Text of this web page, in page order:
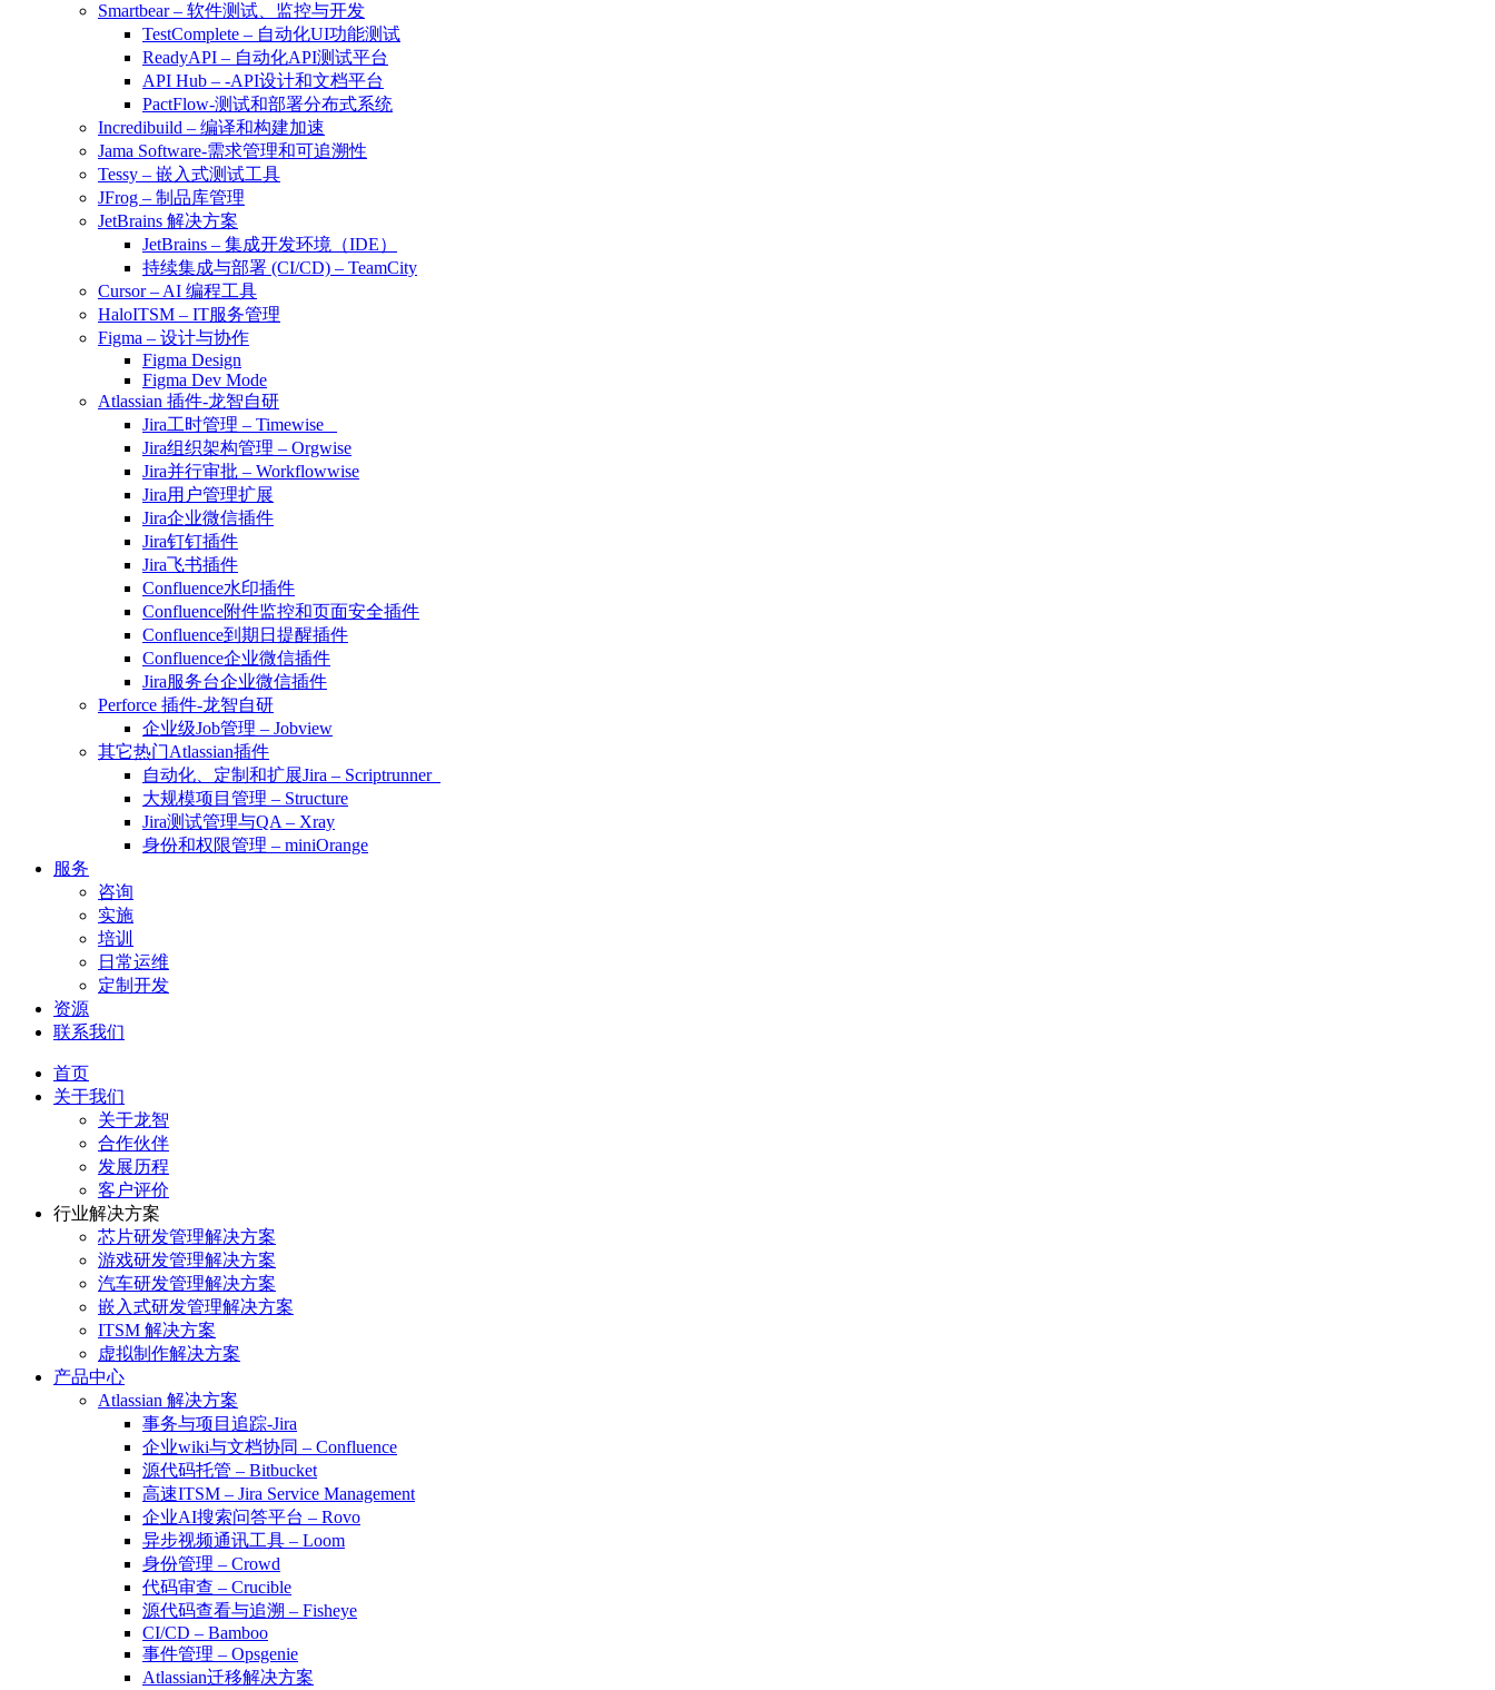
Smartbear – 软件测试、监控与开发
TestComplete – 自动化UI功能测试
ReadyAPI – 自动化API测试平台
API Hub – -API设计和文档平台
PactFlow-测试和部署分布式系统
Incredibuild – 编译和构建加速
Jama Software-需求管理和可追溯性
Tessy – 嵌入式测试工具
JFrog – 制品库管理
JetBrains 解决方案
JetBrains – 集成开发环境（IDE）
持续集成与部署 (CI/CD) – TeamCity
Cursor – AI 编程工具
HaloITSM – IT服务管理
Figma – 设计与协作
Figma Design
Figma Dev Mode
Atlassian 插件-龙智自研
Jira工时管理 – Timewise
Jira组织架构管理 – Orgwise
Jira并行审批 – Workflowwise
Jira用户管理扩展
Jira企业微信插件
Jira钉钉插件
Jira飞书插件
Confluence水印插件
Confluence附件监控和页面安全插件
Confluence到期日提醒插件
Confluence企业微信插件
Jira服务台企业微信插件
Perforce 插件-龙智自研
企业级Job管理 – Jobview
其它热门Atlassian插件
自动化、定制和扩展Jira – Scriptrunner
大规模项目管理 – Structure
Jira测试管理与QA – Xray
身份和权限管理 – miniOrange
服务
咨询
实施
培训
日常运维
定制开发
资源
联系我们
首页
关于我们
关于龙智
合作伙伴
发展历程
客户评价
行业解决方案
芯片研发管理解决方案
游戏研发管理解决方案
汽车研发管理解决方案
嵌入式研发管理解决方案
ITSM 解决方案
虚拟制作解决方案
产品中心
Atlassian 解决方案
事务与项目追踪-Jira
企业wiki与文档协同 – Confluence
源代码托管 – Bitbucket
高速ITSM – Jira Service Management
企业AI搜索问答平台 – Rovo
异步视频通讯工具 – Loom
身份管理 – Crowd
代码审查 – Crucible
源代码查看与追溯 – Fisheye
CI/CD – Bamboo
事件管理 – Opsgenie
Atlassian迁移解决方案